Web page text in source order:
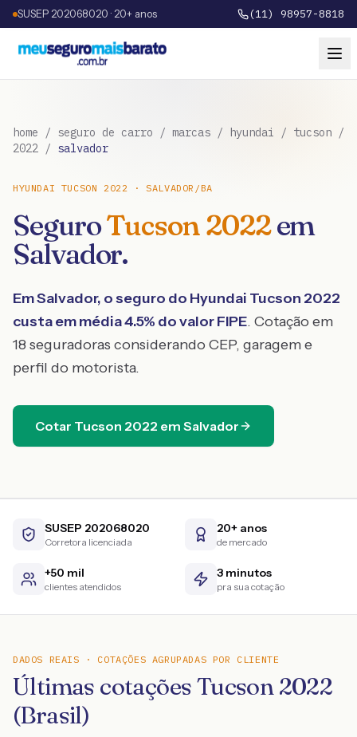
SUSEP 202068020 · 20+ anos (11) 98957-8818
home / seguro de carro / marcas / hyundai / tucson /
2022 / salvador
HYUNDAI TUCSON 2022 ·SALVADOR /BA
SeguroTucson2022em
Salvador.
EmSalvador, o seguro do Hyundai Tucson 2022
custa em média4.5% do valor FIPE. Cotação em
18 seguradoras considerando CEP, garagem e
perfil do motorista.
Cotar Tucson 2022 em Salvador
SUSEP 202068020
Corretora licenciada
20+ anos
de mercado
+50 mil
clientes atendidos
3 minutos
pra sua cotação
DADOS REAIS · COTAÇÕES AGRUPADAS POR CLIENTE
Últimas cotações Tucson 2022
(Brasil)